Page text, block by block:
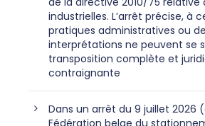
industrielles. L’arrêt précise, à
pratiques administratives ou
interprétations ne peuvent se
transposition complète et
contraignante
Dans un arrêt du 9 juillet 2026
Fédération belge du